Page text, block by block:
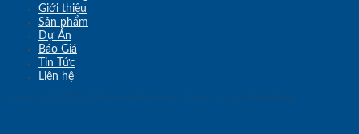
Giới thiệu
Sản phẩm
Dự Án
Báo Giá
Tin Tức
Liên hệ